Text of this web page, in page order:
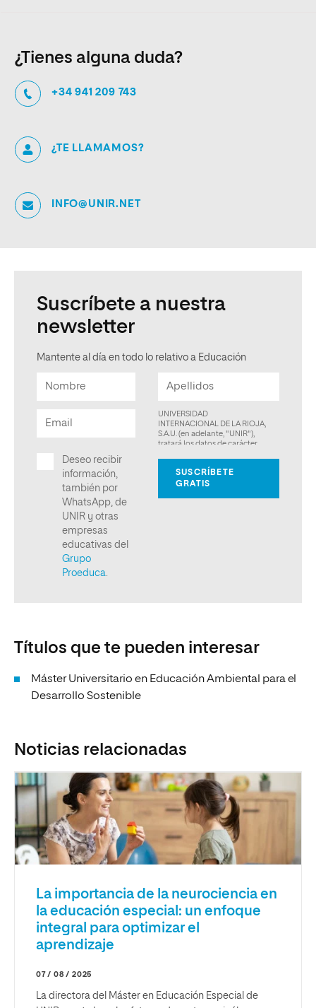
¿Tienes alguna duda?
+34 941 209 743
¿TE LLAMAMOS?
INFO@UNIR.NET
Suscríbete a nuestra
newsletter
Mantente al día en todo lo relativo a Educación
Títulos que te pueden interesar
Máster Universitario en Educación Ambiental para el
Desarrollo Sostenible
Noticias relacionadas
La importancia de la neurociencia en
la educación especial: un enfoque
integral para optimizar el
aprendizaje
07 / 08 / 2025
La directora del Máster en Educación Especial de